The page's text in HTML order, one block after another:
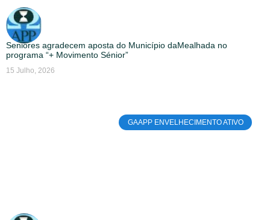
Seniores agradecem aposta do Município daMealhada no
programa “+ Movimento Sénior”
15 Julho, 2026
GAAPP ENVELHECIMENTO ATIVO